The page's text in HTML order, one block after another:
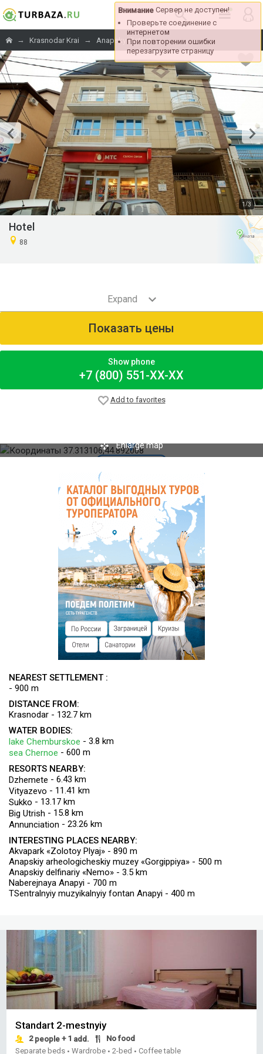
Внимание Сервер не доступен!
Проверьте соединение с
интернетом
При повторении ошибки
перезагрузите страницу
→ Krasnodar Krai → Anapsky district →
1/3
Hotel
88
Показать цены
Show phone
+7 (800) 551-XX-XX
Add to favorites
Enlarge map
NEAREST SETTLEMENT :
- 900 m
DISTANCE FROM:
Krasnodar - 132.7 km
WATER BODIES:
lake Chemburskoe - 3.8 km
sea Chernoe - 600 m
RESORTS NEARBY:
Dzhemete - 6.43 km
Vityazevo - 11.41 km
Sukko - 13.17 km
Big Utrish - 15.8 km
Annunciation - 23.26 km
INTERESTING PLACES NEARBY:
Akvapark «Zolotoy Plyaj» - 890 m
Anapskiy arheologicheskiy muzey «Gorgippiya» - 500 m
Anapskiy delfinariy «Nemo» - 3.5 km
Naberejnaya Anapyi - 700 m
TSentralnyiy muzyikalnyiy fontan Anapyi - 400 m
Standart 2-mestnyiy
2people + 1 add.
No food
Separate beds • Wardrobe • 2-bed • Coffee table